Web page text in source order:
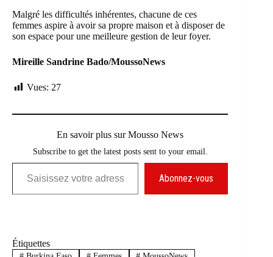
Malgré les difficultés inhérentes, chacune de ces
femmes aspire à avoir sa propre maison et à disposer de
son espace pour une meilleure gestion de leur foyer.
Mireille Sandrine Bado/MoussoNews
Vues: 27
En savoir plus sur Mousso News
Subscribe to get the latest posts sent to your email.
Saisissez votre adresse e-mail…
Abonnez-vous
Étiquettes